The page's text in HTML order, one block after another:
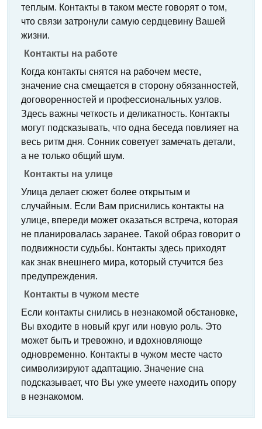
теплым. Контакты в таком месте говорят о том,
что связи затронули самую сердцевину Вашей
жизни.
Контакты на работе
Когда контакты снятся на рабочем месте,
значение сна смещается в сторону обязанностей,
договоренностей и профессиональных узлов.
Здесь важны четкость и деликатность. Контакты
могут подсказывать, что одна беседа повлияет на
весь ритм дня. Сонник советует замечать детали,
а не только общий шум.
Контакты на улице
Улица делает сюжет более открытым и
случайным. Если Вам приснились контакты на
улице, впереди может оказаться встреча, которая
не планировалась заранее. Такой образ говорит о
подвижности судьбы. Контакты здесь приходят
как знак внешнего мира, который стучится без
предупреждения.
Контакты в чужом месте
Если контакты снились в незнакомой обстановке,
Вы входите в новый круг или новую роль. Это
может быть и тревожно, и вдохновляюще
одновременно. Контакты в чужом месте часто
символизируют адаптацию. Значение сна
подсказывает, что Вы уже умеете находить опору
в незнакомом.